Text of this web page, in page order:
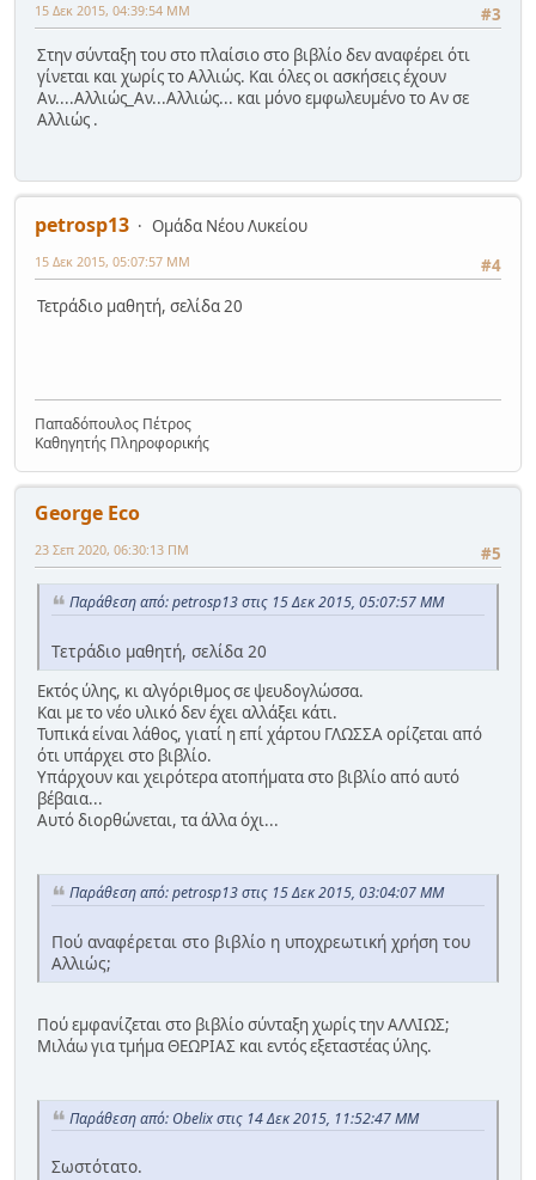
#3
15 Δεκ 2015, 04:39:54 ΜΜ
Στην σύνταξη του στο πλαίσιο στο βιβλίο δεν αναφέρει ότι
γίνεται και χωρίς το Αλλιώς. Και όλες οι ασκήσεις έχουν
Αν....Αλλιώς_Αν...Αλλιώς... και μόνο εμφωλευμένο το Αν σε
Αλλιώς .
petrosp13
Ομάδα Νέου Λυκείου
#4
15 Δεκ 2015, 05:07:57 ΜΜ
Τετράδιο μαθητή, σελίδα 20
Παπαδόπουλος Πέτρος
Καθηγητής Πληροφορικής
George Eco
#5
23 Σεπ 2020, 06:30:13 ΠΜ
Παράθεση από: petrosp13 στις 15 Δεκ 2015, 05:07:57 ΜΜ
Τετράδιο μαθητή, σελίδα 20
Εκτός ύλης, κι αλγόριθμος σε ψευδογλώσσα.
Και με το νέο υλικό δεν έχει αλλάξει κάτι.
Τυπικά είναι λάθος, γιατί η επί χάρτου ΓΛΩΣΣΑ ορίζεται από
ότι υπάρχει στο βιβλίο.
Υπάρχουν και χειρότερα ατοπήματα στο βιβλίο από αυτό
βέβαια...
Αυτό διορθώνεται, τα άλλα όχι...
Παράθεση από: petrosp13 στις 15 Δεκ 2015, 03:04:07 ΜΜ
Πού αναφέρεται στο βιβλίο η υποχρεωτική χρήση του
Αλλιώς;
Πού εμφανίζεται στο βιβλίο σύνταξη χωρίς την ΑΛΛΙΩΣ;
Μιλάω για τμήμα ΘΕΩΡΙΑΣ και εντός εξεταστέας ύλης.
Παράθεση από: Obelix στις 14 Δεκ 2015, 11:52:47 ΜΜ
Σωστότατο.